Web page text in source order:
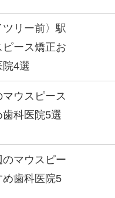
リー前〉駅
ース矯正お
4選
ウスピース
科医院5選
マウスピー
歯科医院5